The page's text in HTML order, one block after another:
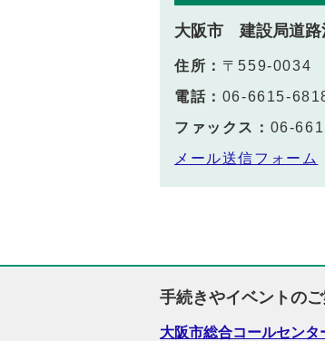
大阪市 建設局道路
住所： 〒559-0034
電話： 06-6615-
ファックス： 06-
メール送信フォーム
手続きやイベントの
大阪市総合コールセンタ